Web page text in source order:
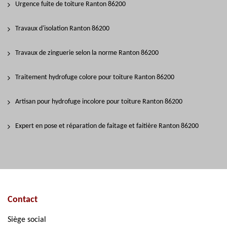
Urgence fuite de toiture Ranton 86200
Travaux d'isolation Ranton 86200
Travaux de zinguerie selon la norme Ranton 86200
Traitement hydrofuge colore pour toiture Ranton 86200
Artisan pour hydrofuge incolore pour toiture Ranton 86200
Expert en pose et réparation de faitage et faitière Ranton 86200
Contact
Siège social